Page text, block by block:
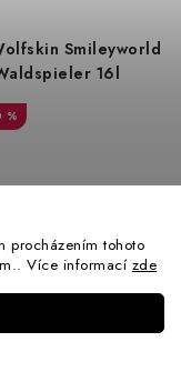
procházením tohoto
Více informací zde
Smileyworld
16l
%
icon water lily
1 620 Kč